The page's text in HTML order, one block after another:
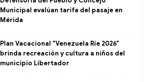
Municipal evalúan tarifa del pasaje en
Mérida
Plan Vacacional "Venezuela Ríe 2026"
brinda recreación y cultura a niños del
municipio Libertador